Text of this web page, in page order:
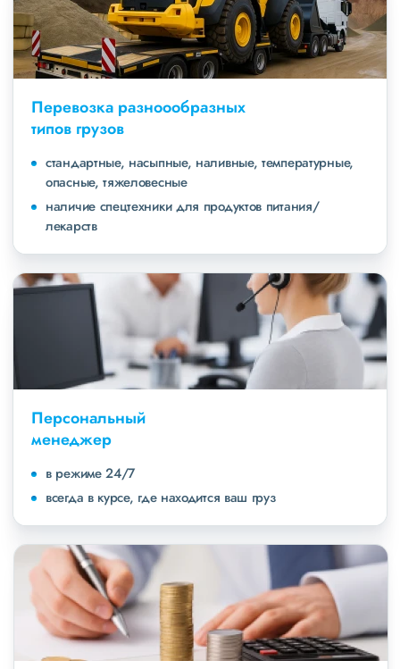
Перевозка разноообразных
типов грузов
стандартные, насыпные, наливные, температурные,
опасные, тяжеловесные
наличие спецтехники для продуктов питания/
лекарств
Персональный
менеджер
в режиме 24/7
всегда в курсе, где находится ваш груз